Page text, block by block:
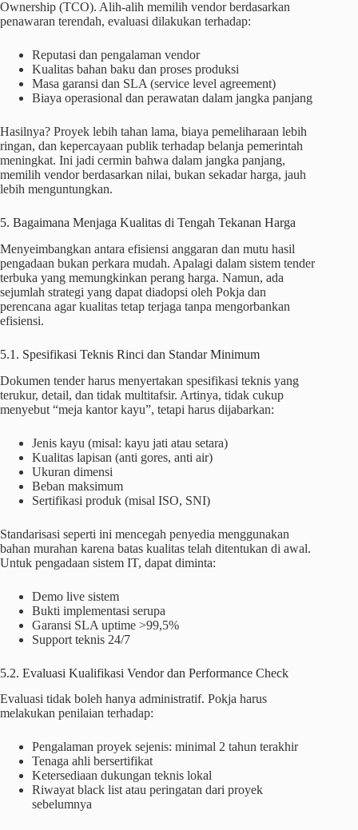
Ownership (TCO). Alih-alih memilih vendor berdasarkan
penawaran terendah, evaluasi dilakukan terhadap:
Reputasi dan pengalaman vendor
Kualitas bahan baku dan proses produksi
Masa garansi dan SLA (service level agreement)
Biaya operasional dan perawatan dalam jangka panjang
Hasilnya? Proyek lebih tahan lama, biaya pemeliharaan lebih
ringan, dan kepercayaan publik terhadap belanja pemerintah
meningkat. Ini jadi cermin bahwa dalam jangka panjang,
memilih vendor berdasarkan nilai, bukan sekadar harga, jauh
lebih menguntungkan.
5. Bagaimana Menjaga Kualitas di Tengah Tekanan Harga
Menyeimbangkan antara efisiensi anggaran dan mutu hasil
pengadaan bukan perkara mudah. Apalagi dalam sistem tender
terbuka yang memungkinkan perang harga. Namun, ada
sejumlah strategi yang dapat diadopsi oleh Pokja dan
perencana agar kualitas tetap terjaga tanpa mengorbankan
efisiensi.
5.1. Spesifikasi Teknis Rinci dan Standar Minimum
Dokumen tender harus menyertakan spesifikasi teknis yang
terukur, detail, dan tidak multitafsir. Artinya, tidak cukup
menyebut “meja kantor kayu”, tetapi harus dijabarkan:
Jenis kayu (misal: kayu jati atau setara)
Kualitas lapisan (anti gores, anti air)
Ukuran dimensi
Beban maksimum
Sertifikasi produk (misal ISO, SNI)
Standarisasi seperti ini mencegah penyedia menggunakan
bahan murahan karena batas kualitas telah ditentukan di awal.
Untuk pengadaan sistem IT, dapat diminta:
Demo live sistem
Bukti implementasi serupa
Garansi SLA uptime >99,5%
Support teknis 24/7
5.2. Evaluasi Kualifikasi Vendor dan Performance Check
Evaluasi tidak boleh hanya administratif. Pokja harus
melakukan penilaian terhadap:
Pengalaman proyek sejenis: minimal 2 tahun terakhir
Tenaga ahli bersertifikat
Ketersediaan dukungan teknis lokal
Riwayat black list atau peringatan dari proyek
sebelumnya